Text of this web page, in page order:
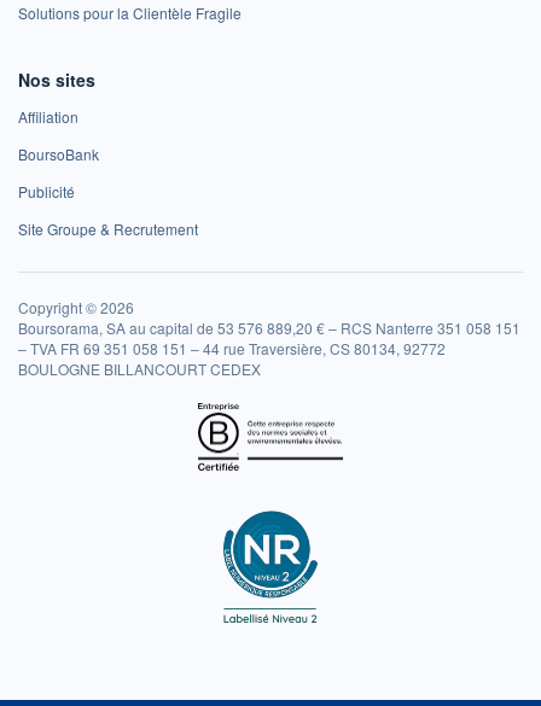
Solutions pour la Clientèle Fragile
Nos sites
Affiliation
BoursoBank
Publicité
Site Groupe & Recrutement
Copyright © 2026
Boursorama, SA au capital de 53 576 889,20 € – RCS Nanterre 351 058 151
– TVA FR 69 351 058 151 – 44 rue Traversière, CS 80134, 92772
BOULOGNE BILLANCOURT CEDEX